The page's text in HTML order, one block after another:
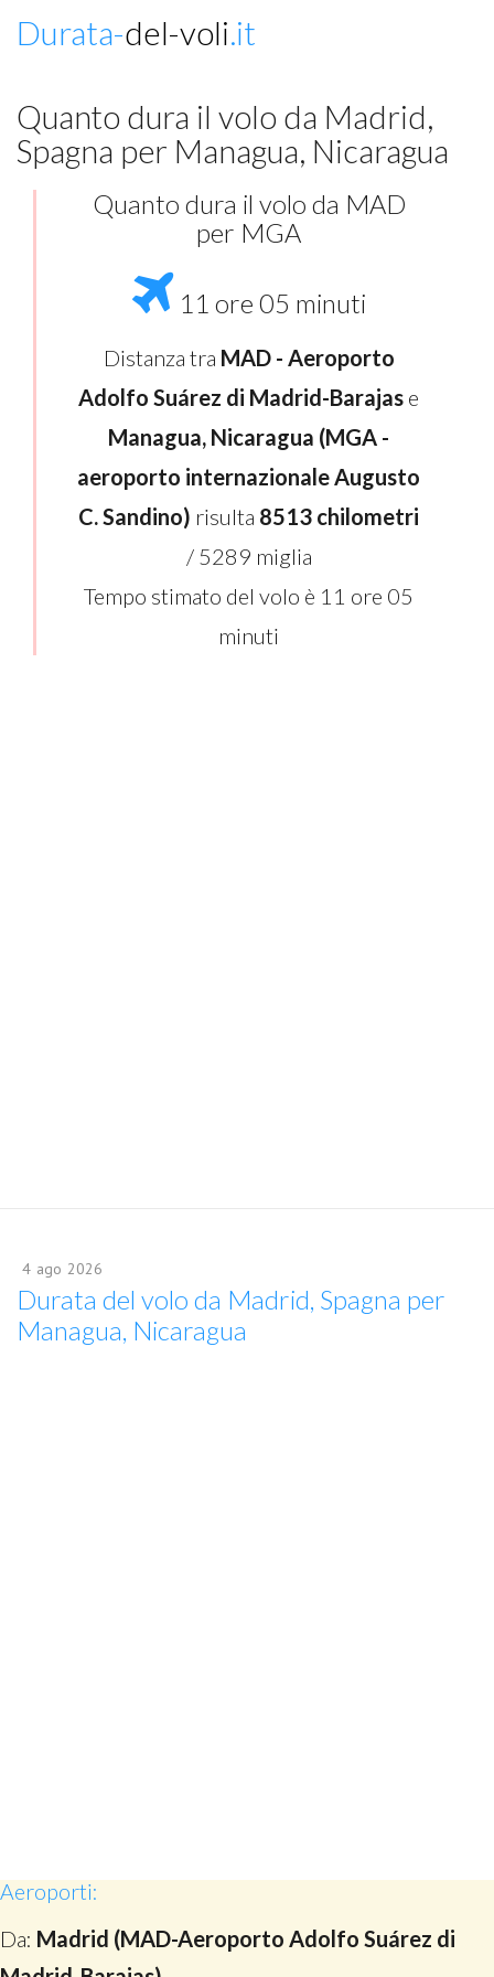
Durata-del-voli.it
Quanto dura il volo da Madrid,
Spagna per Managua, Nicaragua
Quanto dura il volo da MAD
per MGA
11 ore 05 minuti
Distanza tra MAD - Aeroporto
Adolfo Suárez di Madrid-Barajas e
Managua, Nicaragua (MGA -
aeroporto internazionale Augusto
C. Sandino) risulta 8513 chilometri
/ 5289 miglia
Tempo stimato del volo è 11 ore 05
minuti
4 ago 2026
Durata del volo da Madrid, Spagna per
Managua, Nicaragua
Aeroporti:
Da: Madrid (MAD-Aeroporto Adolfo Suárez di